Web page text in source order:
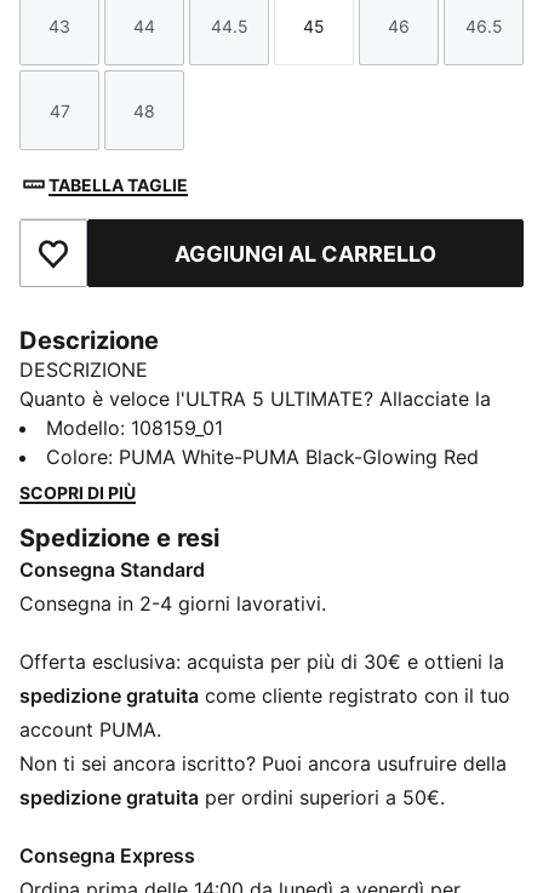
Taglia
43
Taglia
44
Taglia
44.5
Taglia
45
Taglia
46
Taglia
46.5
Taglia
47
Taglia
48
TABELLA TAGLIE
Aggiungi ai PreferitiAGGIUNGI AL CARRELLO
Descrizione
DESCRIZIONE
Quanto è veloce l'ULTRA 5 ULTIMATE? Allacciate la
cintura di sicurezza, stringete i lacci e scatenate la
vostra velocità. L'ultima innovazione di PUMA
combina la suola SPEEDSYSTEM e i tacchetti FastTrax
GripControl Pro e il supporto PWRTAPE SQD,
dominate il campo con agilità e precisione senza pari.
Giocate a tutto gas.
Con almeno il 50% di materiale riciclato
ACCELERATION: la suola SPEEDSYSTEM CARBON di
PUMA combina il materiale elastico in fibra di
posizionamento e orientamento dei tacchetti per
un'accelerazione più rapida
sono integrati da tacchetti più arrotondati sul lato
Modello: 108159_01
Colore: PUMA White-PUMA Black-Glowing Red
SCOPRI DI PIÙ
Spedizione e resi
Consegna Standard
Consegna in 2-4 giorni lavorativi.
Offerta esclusiva: acquista per più di 30€ e ottieni la
spedizione gratuita come cliente registrato con il tuo
account PUMA.
Non ti sei ancora iscritto? Puoi ancora usufruire della
spedizione gratuita per ordini superiori a 50€.
Consegna Express